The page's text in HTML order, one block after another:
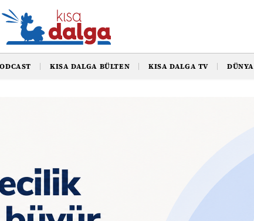
KISA DALGA BÜLTEN KISA DALGA TV DÜNYA